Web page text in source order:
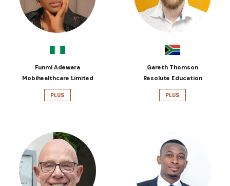
Funmi Adewara
Mobihealthcare Limited
PLUS
Gareth Thomson
Resolute Education
PLUS